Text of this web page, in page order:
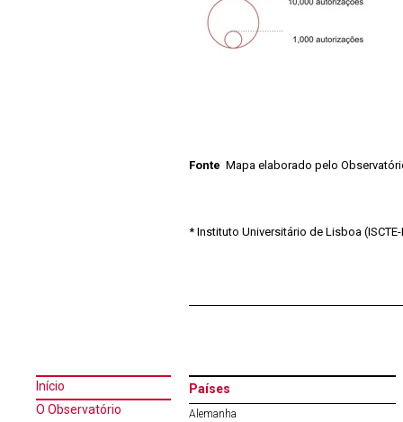
Fonte Mapa elaborado pelo
* Instituto Universitário de Lisboa
Início
O Observatório
Países
Alemanha